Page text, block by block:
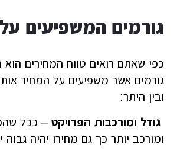
גורמים המשפיעים
כפי שאתם רואים טווח המחירים
גורמים אשר משפיעים על המחיר
ובין היתר:
גודל ומורכבות הפרויקט – ככל
ומורכב יותר כך גם מחירו יהיה גבוה